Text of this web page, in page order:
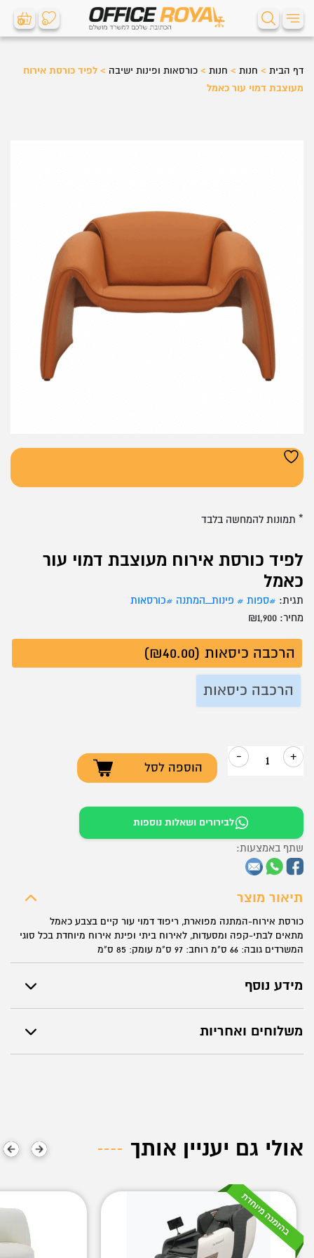
0 0
דף הבית > חנות > חנות > כורסאות ופינות ישיבה > לפיד כורסת אירוח
מעוצבת דמוי עור כאמל
לפיד כורסת אירוח מעוצבת דמוי עור
כאמל
מחיר: ₪1,900
הרכבה כיסאות (₪40.00)
הרכבה כיסאות
+
כמות
כורסת
אירוח
מעוצבת
דמוי
עור
כאמל
-
הוספה לסל
תגית: #ספות # פינות_המתנה #כורסאות
לבירורים ושאלות נוספות
תיאור מוצר
כורסת אירוח-המתנה מפוארת, ריפוד דמוי עור קיים בצבע כאמל
מתאים לבתי-קפה ומסעדות, לאירוח ביתי ופינת אירוח מיוחדת בכל סוגי
המשרדים גובה: 66 ס"מ רוחב: 97 ס"מ עומק: 85 ס"מ
מידע נוסף
משלוחים ואחריות
שתף באמצעות:
* תמונות להמחשה בלבד
אולי גם יעניין אותך